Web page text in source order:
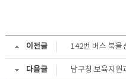
이전글
다음글